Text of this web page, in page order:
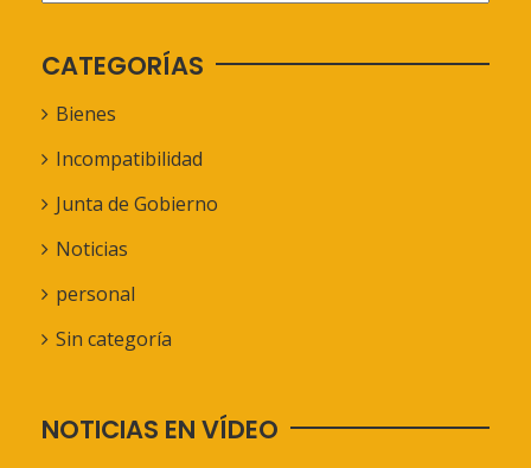
CATEGORÍAS
Bienes
Incompatibilidad
Junta de Gobierno
Noticias
personal
Sin categoría
NOTICIAS EN VÍDEO